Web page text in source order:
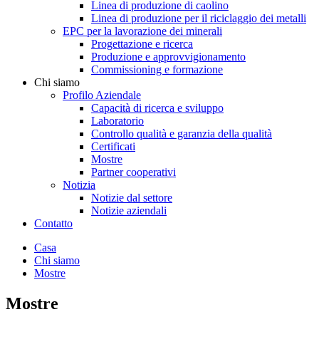
Linea di produzione di caolino
Linea di produzione per il riciclaggio dei metalli
EPC per la lavorazione dei minerali
Progettazione e ricerca
Produzione e approvvigionamento
Commissioning e formazione
Chi siamo
Profilo Aziendale
Capacità di ricerca e sviluppo
Laboratorio
Controllo qualità e garanzia della qualità
Certificati
Mostre
Partner cooperativi
Notizia
Notizie dal settore
Notizie aziendali
Contatto
Casa
Chi siamo
Mostre
Mostre